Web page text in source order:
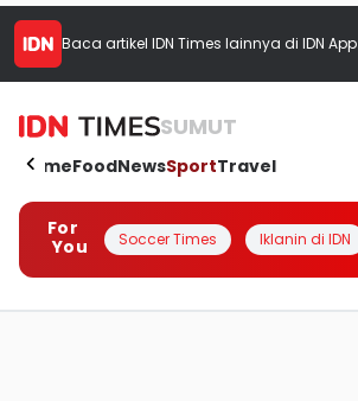
Baca artikel IDN Times lainnya di IDN App
SUMUT
HomeFoodNewsSportTravel
For
You
Soccer Times Iklanin di IDN